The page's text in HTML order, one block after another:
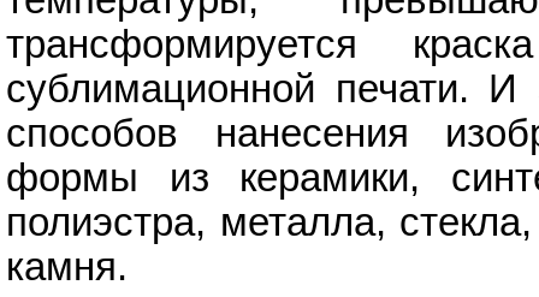
трансформируется
сублимационной печати.
способов нанесения
формы из керамики,
полиэстра, металла,
камня.